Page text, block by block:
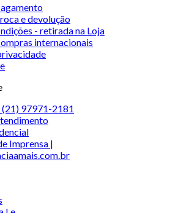
e devolução
- retirada na Loja
internacionais
97971-2181
Imprensa |